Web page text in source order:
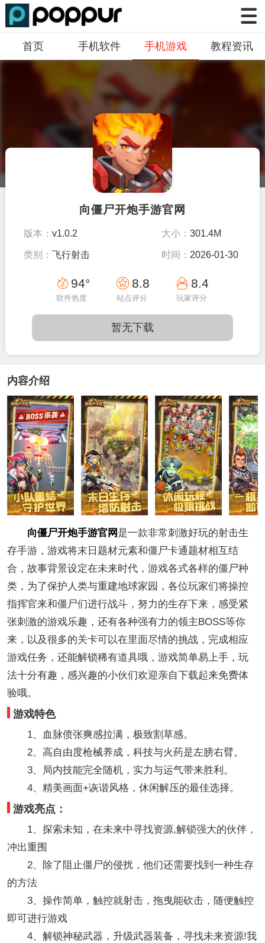
首页 手机软件 手机游戏 教程资讯
向僵尸开炮手游官网
版本：v1.0.2 大小：301.4M
类别：飞行射击 时间： 2026-01-30
13:16:12
94°
软件热度
8.8
站点评分
8.4
玩家评分
暂无下载
内容介绍
向僵尸开炮手游官网 是一款非常刺激好玩的射击生
存手游，游戏将末日题材元素和僵尸卡通题材相互结
合，故事背景设定在未来时代，游戏各式各样的僵尸种
类，为了保护人类与重建地球家园，各位玩家们将操控
指挥官来和僵尸们进行战斗，努力的生存下来，感受紧
张刺激的游戏乐趣，还有各种强有力的领主BOSS等你
来，以及很多的关卡可以在里面尽情的挑战，完成相应
游戏任务，还能解锁稀有道具哦，游戏简单易上手，玩
法十分有趣，感兴趣的小伙们欢迎亲自下载起来免费体
验哦。
游戏特色
1、血脉偾张爽感拉满，极致割草感。
2、高自由度枪械养成，科技与火药是左膀右臂。
3、局内技能完全随机，实力与运气带来胜利。
4、精美画面+诙谐风格，休闲解压的最佳选择。
游戏亮点：
1、探索未知，在未来中寻找资源,解锁强大的伙伴，
冲出重围
2、除了阻止僵尸的侵扰，他们还需要找到一种生存
的方法
3、操作简单，触控就射击，拖曳能砍击，随便触控
即可进行游戏
4、解锁神秘武器，升级武器装备，寻找未来资源!我